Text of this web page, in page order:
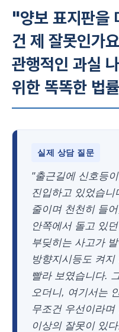
"양보 표지판을
건 제 잘못인가
관행적인 과실
위한 똑똑한 법
실제 상담 질문
"출근길에 신호등
진입하고 있었습
줄이며 천천히 들
안쪽에서 돌고 있
부딪히는 사고가
방향지시등도 켜
빨라 보였습니다.
오더니, 여기서는
무조건 우선이라
이상의 잘못이 있